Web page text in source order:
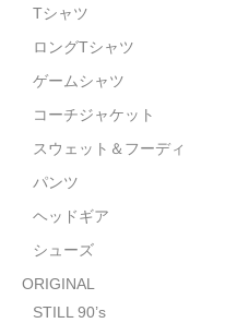
全商品（ORIGINAL）
ハニーカムトライプ
天ぷらまめすけ
C D / D V D
全商品（CD/DVD）
Tシャツ
ロングTシャツ
ゲームシャツ
コーチジャケット
スウェット＆フーディ
パンツ
ヘッドギア
シューズ
ORIGINAL
STILL 90’s